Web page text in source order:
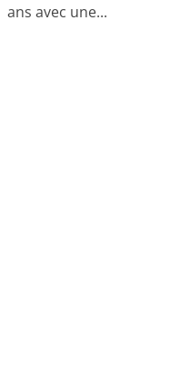
ans avec une...